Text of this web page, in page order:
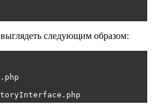
следующим образом: